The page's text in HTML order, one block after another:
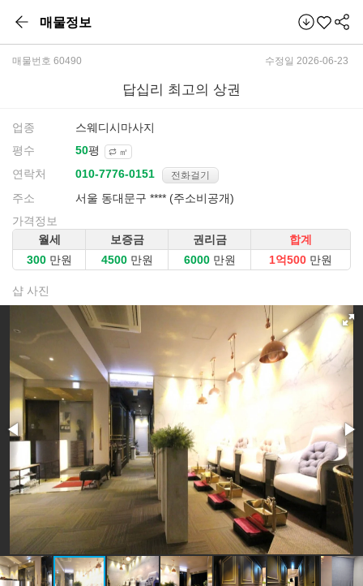
매물정보
매물번호 60490 수정일 2026-06-23
답십리 최고의 상권
업종
스웨디시마사지
평수
평 ㎡
연락처 전화걸기
주소
서울 동대문구 **** (주소비공개)
가격정보
월세
보증금 권리금
합계
만원
만원 만원 만원
샵 사진